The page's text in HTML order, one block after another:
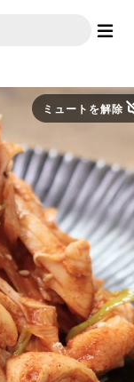
ミュートを解除